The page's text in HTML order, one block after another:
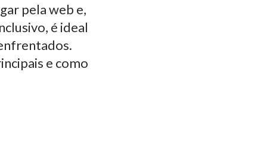
pela web e,
é ideal
e como